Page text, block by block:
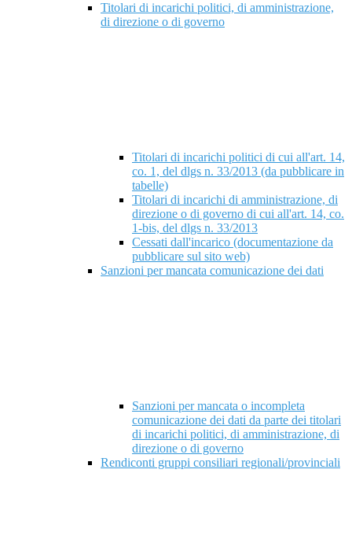
Titolari di incarichi politici, di amministrazione,
di direzione o di governo
Titolari di incarichi politici di cui all'art. 14,
co. 1, del dlgs n. 33/2013 (da pubblicare in
tabelle)
Titolari di incarichi di amministrazione, di
direzione o di governo di cui all'art. 14, co.
1-bis, del dlgs n. 33/2013
Cessati dall'incarico (documentazione da
pubblicare sul sito web)
Sanzioni per mancata comunicazione dei dati
Sanzioni per mancata o incompleta
comunicazione dei dati da parte dei titolari
di incarichi politici, di amministrazione, di
direzione o di governo
Rendiconti gruppi consiliari regionali/provinciali